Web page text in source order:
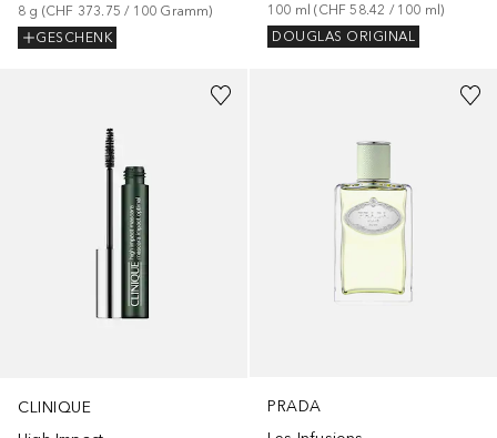
8 g (CHF 373.75 / 100 Gramm)
GESCHENK
100 ml (CHF 58.42 / 100 ml)
DOUGLAS ORIGINAL
CLINIQUE
+1
PRADA